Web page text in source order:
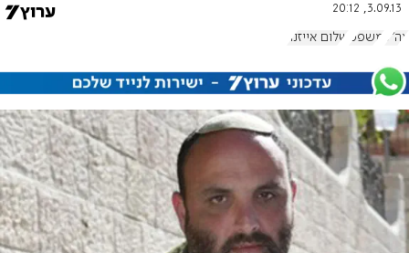
3.09.13, 20:12
צה"ל משפט שלום אייזנר